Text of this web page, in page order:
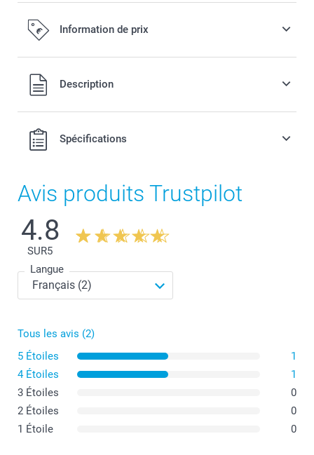
Information de prix
Tous les prix sont en EURO (€), TVA incluse et hors frais de
port.
Description
Spécifications
Avis produits Trustpilot
4.8
SUR5
Langue
Tous les avis (2)
5 Étoiles
1
4 Étoiles
1
3 Étoiles
0
2 Étoiles
0
1 Étoile
0